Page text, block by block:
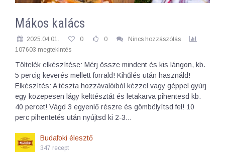
Mákos kalács
2025.04.01. 0 0
Nincs hozzászólás
107603 megtekintés
Töltelék elkészítése: Mérj össze mindent és kis lángon, kb.
5 percig keverés mellett forrald! Kihűlés után használd!
Elkészítés: A tészta hozzávalóiból kézzel vagy géppel gyúrj
egy közepesen lágy kelttésztát és letakarva pihentesd kb.
40 percet! Vágd 3 egyenlő részre és gömbölyítsd fel! 10
perc pihentetés után nyújtsd ki 2-3…
Budafoki élesztő
347 recept